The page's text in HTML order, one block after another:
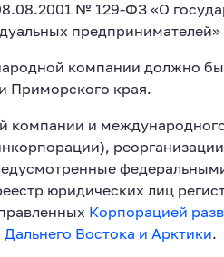
№ 129-ФЗ «О
предпринимателей»
компании должно
Приморского края.
компании и
юридических лиц
Корпорацией
Востока и Арктики.